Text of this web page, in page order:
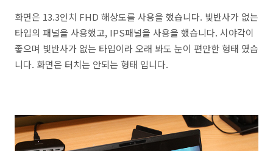
화면은 13.3인치 FHD 해상도를 사용을 했습니다. 빛반사가 없는
타입의 패널을 사용했고, IPS패널을 사용을 했습니다. 시야각이
좋으며 빛반사가 없는 타입이라 오래 봐도 눈이 편안한 형태 였습
니다. 화면은 터치는 안되는 형태 입니다.